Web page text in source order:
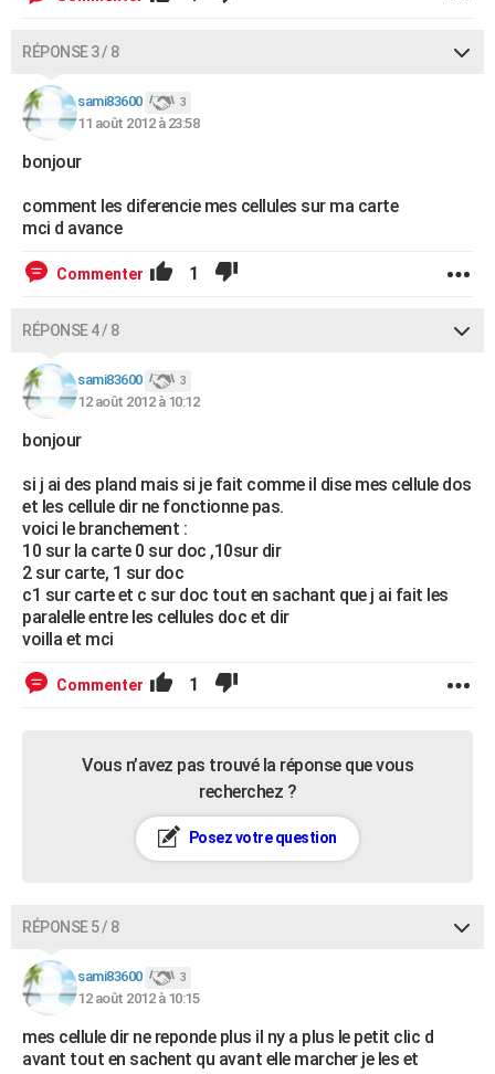
RÉPONSE 3 / 8
sami83600 3
11 août 2012 à 23:58
bonjour
comment les diferencie mes cellules sur ma carte
mci d avance
Commenter 1
RÉPONSE 4 / 8
sami83600 3
12 août 2012 à 10:12
bonjour
si j ai des pland mais si je fait comme il dise mes cellule dos
et les cellule dir ne fonctionne pas.
voici le branchement :
10 sur la carte 0 sur doc ,10sur dir
2 sur carte, 1 sur doc
c1 sur carte et c sur doc tout en sachant que j ai fait les
paralelle entre les cellules doc et dir
voilla et mci
Commenter 1
Vous n’avez pas trouvé la réponse que vous
recherchez ?
Posez votre question
RÉPONSE 5 / 8
sami83600 3
12 août 2012 à 10:15
mes cellule dir ne reponde plus il ny a plus le petit clic d
avant tout en sachent qu avant elle marcher je les et